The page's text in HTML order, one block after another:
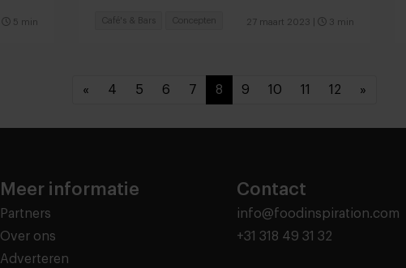
5 min 27 maart 2023 3 min
Café's & Bars Concepten
« 4 5 6 7 8 9 10 11 12 »
Meer informatie
Partners
Over ons
Adverteren
Contact
info@foodinspiration.com
+31 318 49 31 32